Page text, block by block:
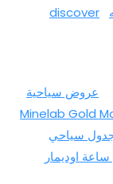
discover
عروض سياحية
Minelab Gold
سياحي
ساعة اوديمار